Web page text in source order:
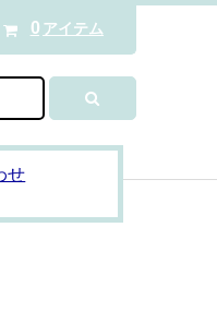
0 アイテム
せ